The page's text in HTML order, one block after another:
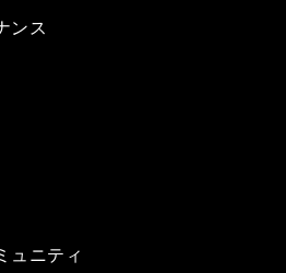
ンス
ュニティ